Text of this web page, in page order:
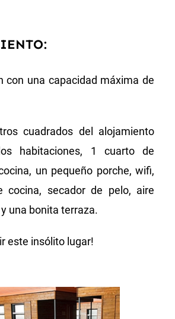
con una capacidad máxima de
cuadrados del alojamiento
habitaciones, 1 cuarto de
un pequeño porche, wifi,
cocina, secador de pelo, aire
una bonita terraza.
este insólito lugar!